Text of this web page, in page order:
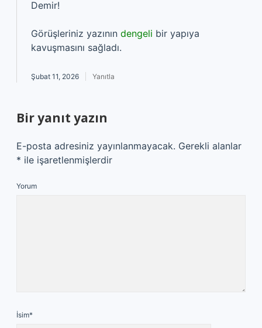
Demir!
Görüşleriniz yazının dengeli bir yapıya
kavuşmasını sağladı.
Şubat 11, 2026 Yanıtla
Bir yanıt yazın
E-posta adresiniz yayınlanmayacak. Gerekli alanlar
* ile işaretlenmişlerdir
Yorum
İsim*